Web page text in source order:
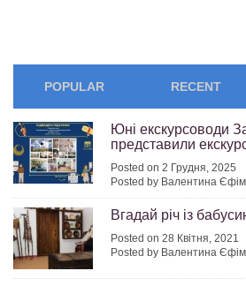
POPULAR RECENT
Юні екскурсоводи
представили
Posted on 2 Грудня, 2025
Posted by Валентина
Вгадай річ із
Posted on 28 Квітня, 2021
Posted by Валентина